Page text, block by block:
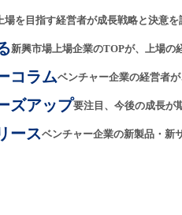
場を目指す経営者が成長戦略と決意を
新興市場上場企業のTOPが、上場の
コラムベンチャー企業の経営者
ズアップ要注目、今後の成長が
ースベンチャー企業の新製品・新